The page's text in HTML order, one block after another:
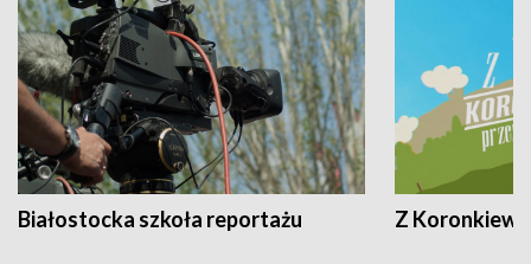
Białostocka szkoła reportażu Z